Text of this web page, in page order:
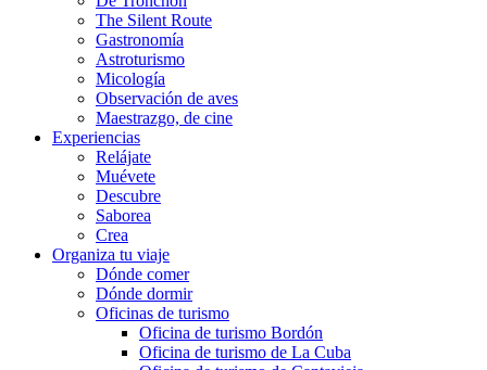
The Silent Route
Gastronomía
Astroturismo
Micología
Observación de aves
Maestrazgo, de cine
Experiencias
Relájate
Muévete
Descubre
Saborea
Crea
Organiza tu viaje
Dónde comer
Dónde dormir
Oficinas de turismo
Oficina de turismo Bordón
Oficina de turismo de La Cuba